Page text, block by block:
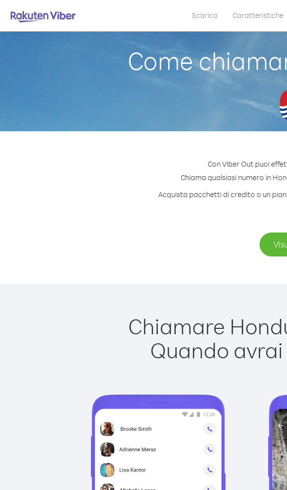
Scarica Caratteristiche
Come
Con Viber Out puoi
Chiama qualsiasi numero in
Acquista pacchetti di credito o un
Chiamare
Quando